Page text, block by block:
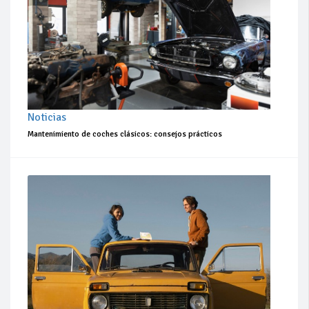
Noticias
Mantenimiento de coches clásicos: consejos prácticos